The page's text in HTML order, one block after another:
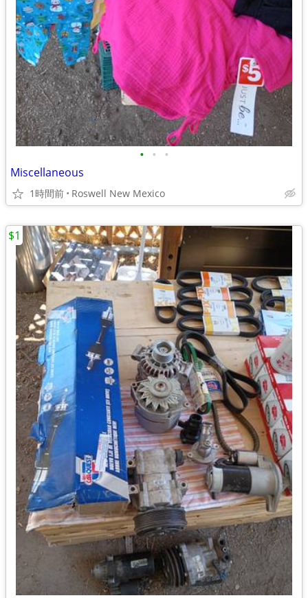
• • •
Miscellaneous
1時間前 Roswell New Mexico
$1